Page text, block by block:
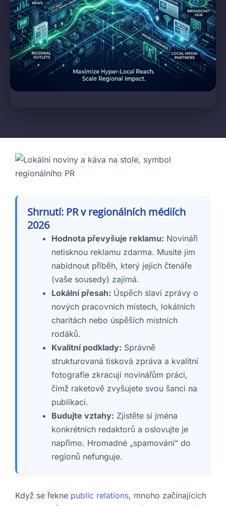
Shrnutí: PR v regionálních médiích
2026
Hodnota převyšuje reklamu: Novináři
netisknou reklamu zdarma. Musíte jim
nabídnout příběh, který jejich čtenáře
(vaše sousedy) zajímá.
Lokální přesah: Úspěch slaví zprávy o
nových pracovních místech, lokálních
charitách nebo úspěších místních
rodáků.
Kvalitní podklady: Správně
strukturovaná tisková zpráva a kvalitní
fotografie zkracují novinářům práci,
čímž raketově zvyšujete svou šanci na
publikaci.
Budujte vztahy: Zjistěte si jména
konkrétních redaktorů a oslovujte je
napřímo. Hromadné „spamování“ do
regionů nefunguje.
Když se řekne public relations, mnoho začínajících